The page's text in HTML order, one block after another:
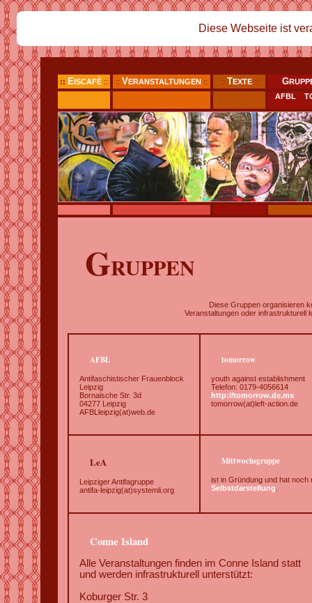
Diese Webseite ist
:: EISCAFÈ :: :: VERANSTALTUNGEN :: :: TEXTE:: :: G
:: AFBL ::
::
GRUPPEN
Diese Gruppen organisieren
Veranstaltungen oder infrastrukturell
AFBL
Antifaschistischer Frauenblock
Leipzig
Bornaische Str. 3d
04277 Leipzig
AFBLleipzig(at)web.de
tomorrow
youth against establishment
Telefon: 0179-4056614
http://tomorrow.de.ms
tomorrow(at)left-action.de
LeA
Leipziger Antifagruppe
antifa-leipzig(at)systemli.org
Mittwochsgruppe
ist in Gründung und hat noch
Selbstdarstellung
Conne Island
Alle Veranstaltungen finden im Conne Island statt
und werden infrastrukturell unterstützt:
Koburger Str. 3